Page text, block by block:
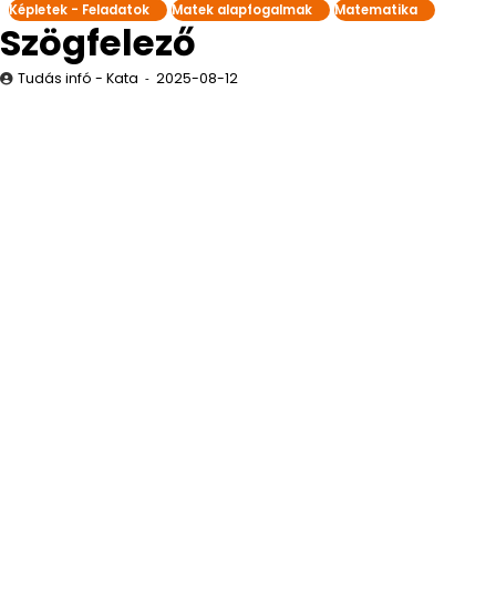
Képletek - Feladatok Matek alapfogalmak Matematika
Szögfelező
Tudás infó - Kata 2025-08-12